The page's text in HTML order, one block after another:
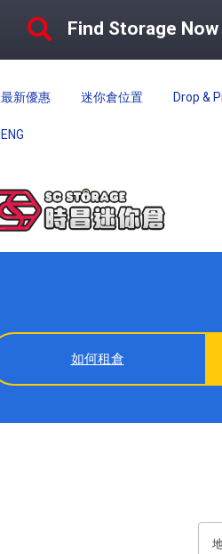
Find Storage Now
最新優惠 迷你倉位置 Drop &
ENG
如何租倉